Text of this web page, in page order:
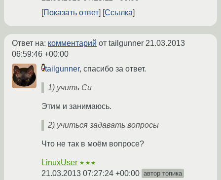
Показать ответ
Ссылка
Ответ на: комментарий от tailgunner 21.03.2013
06:59:46 +00:00
tailgunner, спасибо за ответ.
1) учить Си
Этим и занимаюсь.
2) учиться задавать вопросы
Что не так в моём вопросе?
LinuxUser ★★★
21.03.2013 07:27:24 +00:00 автор топика